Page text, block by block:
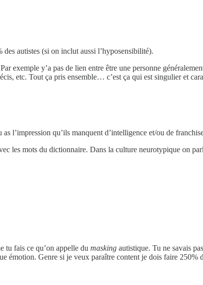
autistes (si on inclut aussi l’hyposensibilité).
exemple y’a pas de lien entre être une personne
etc. Tout ça pris ensemble… c’est ça qui est singulier et
l’impression qu’ils manquent d’intelligence et/ou de
les mots du dictionnaire. Dans la culture neurotypique on
tu fais ce qu’on appelle du masking autistique. Tu ne savais
émotion. Genre si je veux paraître content je dois faire 250%